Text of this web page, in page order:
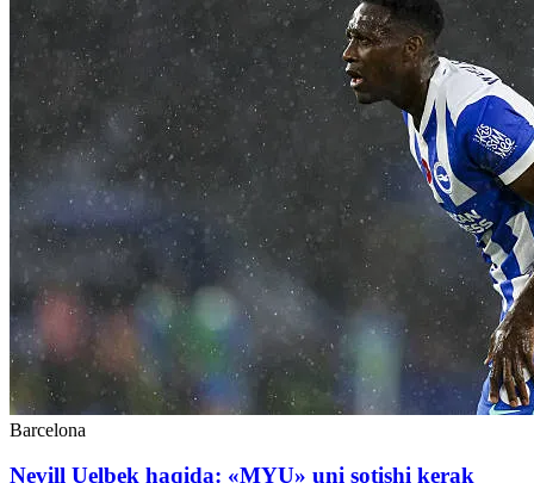
Barcelona
Nevill Uelbek haqida: «MYU» uni sotishi kerak